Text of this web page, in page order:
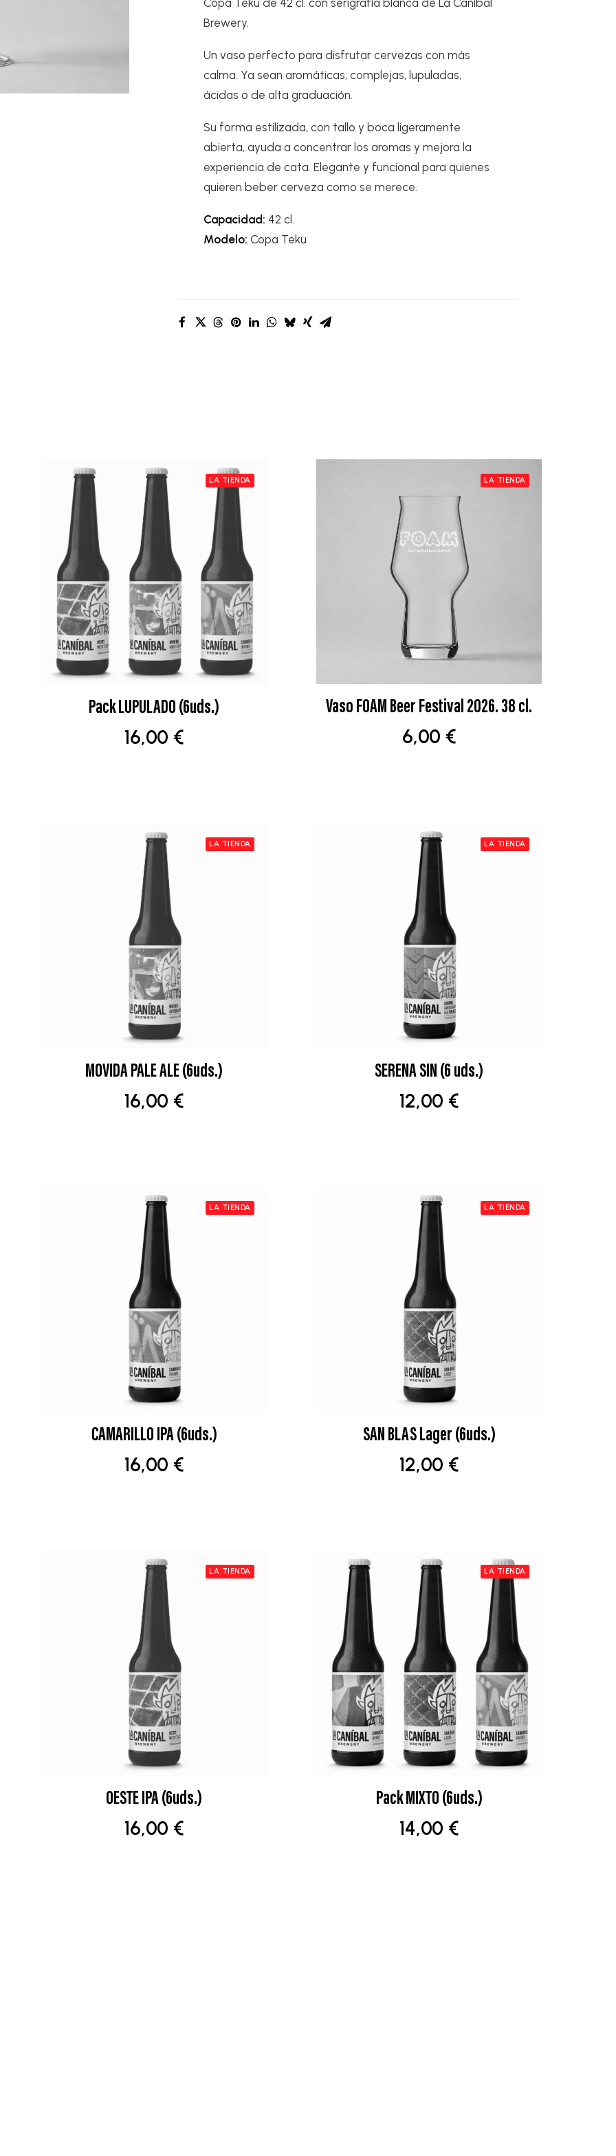
Copa Teku de 42 cl. con serigrafía blanca de La Caníbal
Brewery.
Un vaso perfecto para disfrutar cervezas con más
calma. Ya sean aromáticas, complejas, lupuladas,
ácidas o de alta graduación.
Su forma estilizada, con tallo y boca ligeramente
abierta, ayuda a concentrar los aromas y mejora la
experiencia de cata. Elegante y funcional para quienes
quieren beber cerveza como se merece.
Capacidad: 42 cl.
Modelo: Copa Teku
LA TIENDA
AÑADIR AL CARRITO
Pack LUPULADO (6uds.)
16,00 €
LA TIENDA
AÑADIR AL CARRITO
Vaso FOAM Beer Festival 2026. 38 cl.
6,00 €
LA TIENDA
AÑADIR AL CARRITO
MOVIDA PALE ALE (6uds.)
16,00 €
LA TIENDA
AÑADIR AL CARRITO
SERENA SIN (6 uds.)
12,00 €
LA TIENDA
AÑADIR AL CARRITO
CAMARILLO IPA (6uds.)
16,00 €
LA TIENDA
AÑADIR AL CARRITO
SAN BLAS Lager (6uds.)
12,00 €
LA TIENDA
AÑADIR AL CARRITO
OESTE IPA (6uds.)
16,00 €
LA TIENDA
AÑADIR AL CARRITO
Pack MIXTO (6uds.)
14,00 €